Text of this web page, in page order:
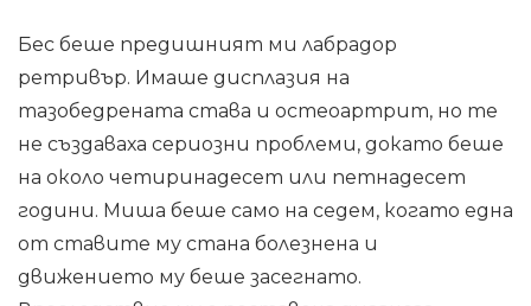
Бес беше предишният ми лабрадор
ретривър. Имаше дисплазия на
тазобедрената става и остеоартрит, но те
не създаваха сериозни проблеми, докато беше
на около четиринадесет или петнадесет
години. Миша беше само на седем, когато една
от ставите му стана болезнена и
движението му беше засегнато.